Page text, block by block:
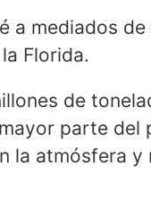
a mediados
Florida.
de
parte del
la atmósfera y